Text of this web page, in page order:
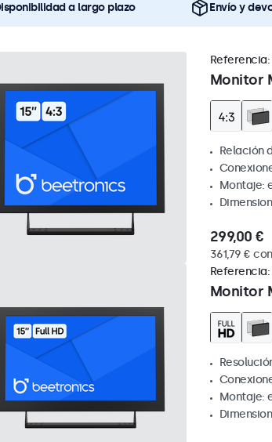
a largo plazo Envío y
Monitor
Referencia:
Relación
Montaje:
299,00 €
361,79 €
Monitor
Referencia:
Montaje: